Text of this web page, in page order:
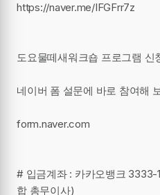
https://naver.me/IFGFrr7z
도요물떼새워크숍 프로그램 신
네이버 폼 설문에 바로 참여해
form.naver.com
# 입금계좌 : 카카오뱅크 3333-
합 총무이사)